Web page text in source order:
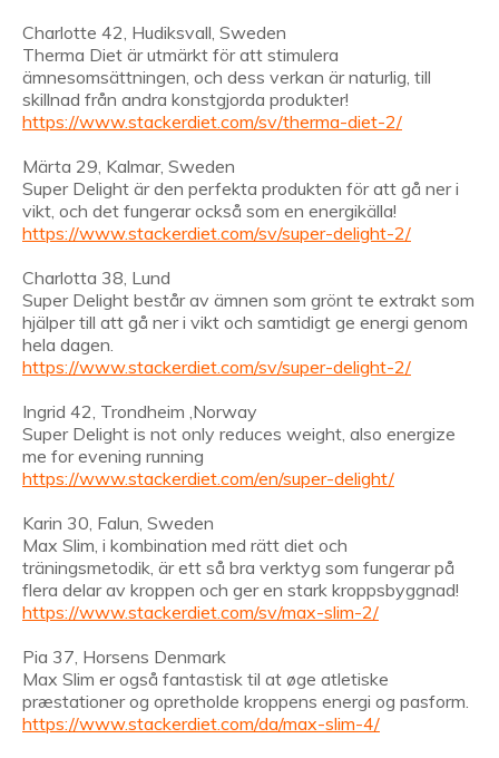
Charlotte 42, Hudiksvall, Sweden
Therma Diet är utmärkt för att stimulera
ämnesomsättningen, och dess verkan är naturlig, till
skillnad från andra konstgjorda produkter!
https://www.stackerdiet.com/sv/therma-diet-2/
Märta 29, Kalmar, Sweden
Super Delight är den perfekta produkten för att gå ner i
vikt, och det fungerar också som en energikälla!
https://www.stackerdiet.com/sv/super-delight-2/
Charlotta 38, Lund
Super Delight består av ämnen som grönt te extrakt som
hjälper till att gå ner i vikt och samtidigt ge energi genom
hela dagen.
https://www.stackerdiet.com/sv/super-delight-2/
Ingrid 42, Trondheim ,Norway
Super Delight is not only reduces weight, also energize
me for evening running
https://www.stackerdiet.com/en/super-delight/
Karin 30, Falun, Sweden
Max Slim, i kombination med rätt diet och
träningsmetodik, är ett så bra verktyg som fungerar på
flera delar av kroppen och ger en stark kroppsbyggnad!
https://www.stackerdiet.com/sv/max-slim-2/
Pia 37, Horsens Denmark
Max Slim er også fantastisk til at øge atletiske
præstationer og opretholde kroppens energi og pasform.
https://www.stackerdiet.com/da/max-slim-4/